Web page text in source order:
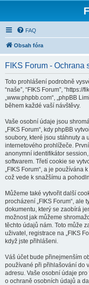
FAQ
Obsah fóra
FIKS Forum - Ochrana
Toto prohlášení podrobně
“naše”, “FIKS Forum”,
„www.phpbb.com“, „phpBB
během každé vaší návštěvy.
Vaše osobní údaje jsou
„FIKS Forum“, kdy phpBB
soubory, které jsou stáhnuty a
internetového prohlížeče.
anonymní identifikátor
softwarem. Třetí cookie se
„FIKS Forum“, a je používána
což vede k snažšímu a
Můžeme také vytvořit další
procházení „FIKS Forum“, ale
dokumentu, který se zaobírá
možnost jak můžeme
těchto údajů nám. Toto může
uživatel, registrace na „FIKS
když jste přihlášeni.
Váš účet bude přinejmenším
používané při přihlašování do
adresu. Vaše osobní údaje pro
o ochraně osobních údajů a